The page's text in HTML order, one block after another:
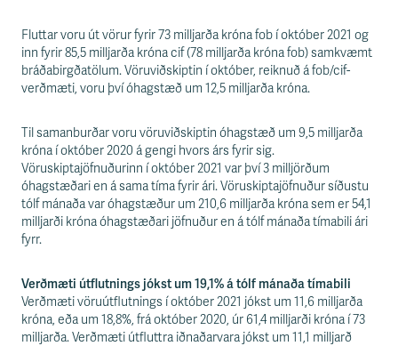
Fluttar voru út vörur fyrir 73 milljarða króna fob í október 2021 og
inn fyrir 85,5 milljarða króna cif (78 milljarða króna fob) samkvæmt
bráðabirgðatölum. Vöruviðskiptin í október, reiknuð á fob/cif-
verðmæti, voru því óhagstæð um 12,5 milljarða króna.
Til samanburðar voru vöruviðskiptin óhagstæð um 9,5 milljarða
króna í október 2020 á gengi hvors árs fyrir sig.
Vöruskiptajöfnuðurinn í október 2021 var því 3 milljörðum
óhagstæðari en á sama tíma fyrir ári. Vöruskiptajöfnuður síðustu
tólf mánaða var óhagstæður um 210,6 milljarða króna sem er 54,1
milljarði króna óhagstæðari jöfnuður en á tólf mánaða tímabili ári
fyrr.
Verðmæti útflutnings jókst um 19,1% á tólf mánaða tímabili
Verðmæti vöruútflutnings í október 2021 jókst um 11,6 milljarða
króna, eða um 18,8%, frá október 2020, úr 61,4 milljarði króna í 73
milljarða. Verðmæti útfluttra iðnaðarvara jókst um 11,1 milljarð